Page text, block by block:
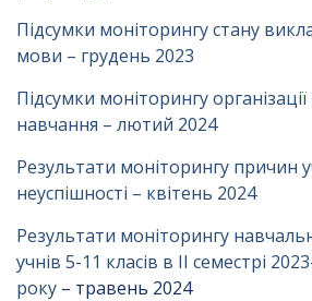
Підсумки моніторингу стану
мови – грудень 2023
Підсумки моніторингу
навчання – лютий 2024
Результати моніторингу причин
неуспішності – квітень 2024
Результати моніторингу
учнів 5-11 класів в ІІ семестрі
року – травень 2024